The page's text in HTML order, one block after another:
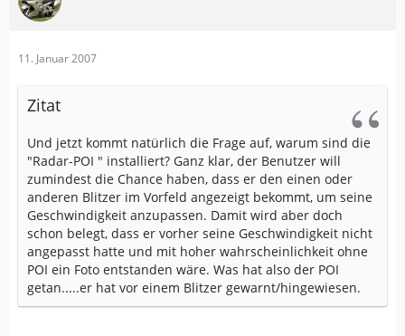
11. Januar 2007
Zitat
Und jetzt kommt natürlich die Frage auf, warum sind die
"Radar-POI " installiert? Ganz klar, der Benutzer will
zumindest die Chance haben, dass er den einen oder
anderen Blitzer im Vorfeld angezeigt bekommt, um seine
Geschwindigkeit anzupassen. Damit wird aber doch
schon belegt, dass er vorher seine Geschwindigkeit nicht
angepasst hatte und mit hoher wahrscheinlichkeit ohne
POI ein Foto entstanden wäre. Was hat also der POI
getan.....er hat vor einem Blitzer gewarnt/hingewiesen.